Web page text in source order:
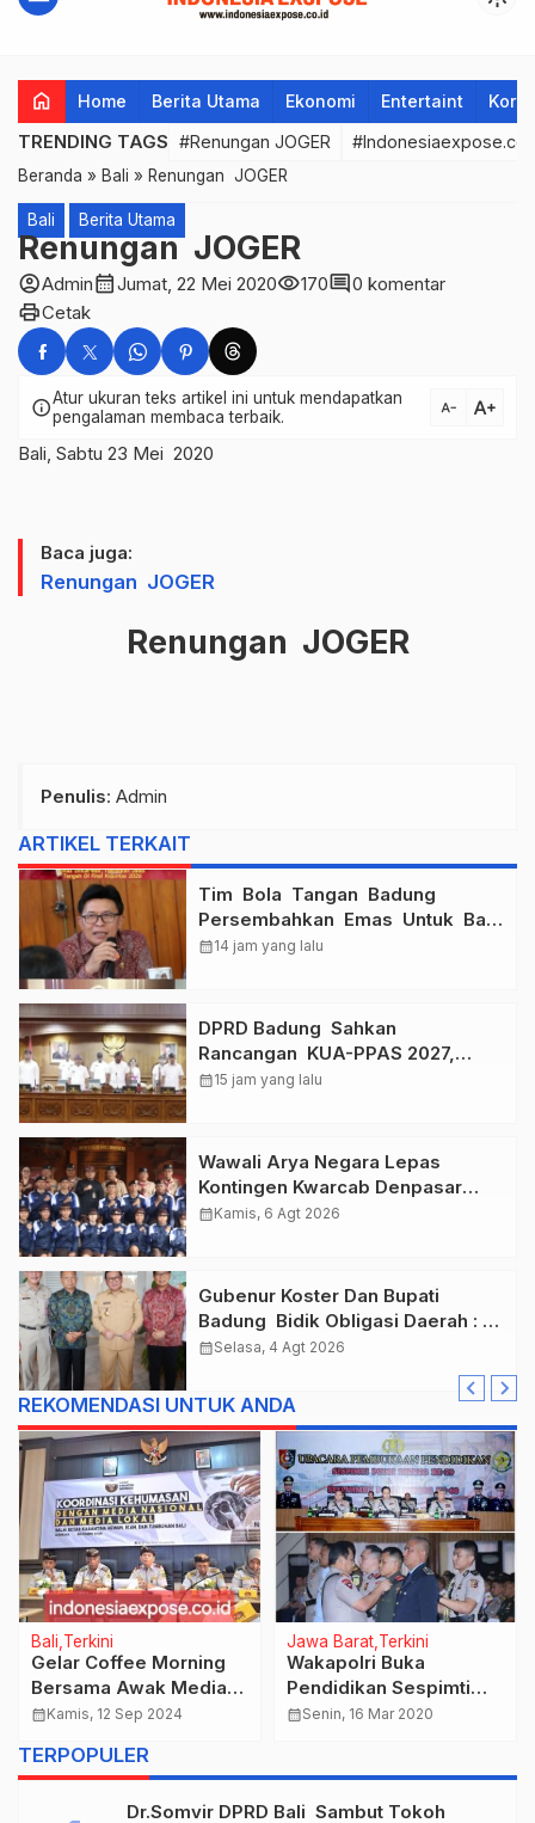
home Home Berita Utama Ekonomi Entertaint
TRENDING TAGS #Renungan JOGER
Beranda » Bali » Renungan JOGER
Bali Berita Utama
Renungan JOGER
account_circleAdmincalendar_monthJumat, 22 Mei 2020visibility170comment0 komentar
printCetak
infoAtur ukuran teks artikel ini untuk mendapatkan
pengalaman membaca terbaik.
text_decrease text_increase
Bali, Sabtu 23 Mei 2020
Baca juga:
Renungan JOGER
Renungan JOGER
Penulis: Admin
ARTIKEL TERKAIT
Tim Bola Tangan Badung
Persembahkan Emas Untuk Bali
, Taklukkan Jawa Tengah Di
calendar_month14 jam yang lalu
DPRD Badung Sahkan
Rancangan KUA-PPAS 2027,
Anggaran Tembus Lebih Dari
calendar_month15 jam yang lalu
Wawali Arya Negara Lepas
Kontingen Kwarcab Denpasar
Menuju Jambore Nasional XII
calendar_monthKamis, 6 Agt 2026
Gubenur Koster Dan Bupati
Badung Bidik Obligasi Daerah :
Gaspol Bangun Infrastruktur
calendar_monthSelasa, 4 Agt 2026
REKOMENDASI UNTUK ANDA
Bali Terkini
Gelar Coffee Morning
Bersama Awak Media,
BBKHIT Bali Sampaikan
Berkelanjutan 2025
calendar_monthKamis, 12 Sep 2024
Jawa Barat Terkini
Wakapolri Buka
Pendidikan Sespimti
Polri Dikreg ke 29 dan
calendar_monthSenin, 16 Mar 2020
TERPOPULER
Dr.Somvir DPRD Bali Sambut Tokoh